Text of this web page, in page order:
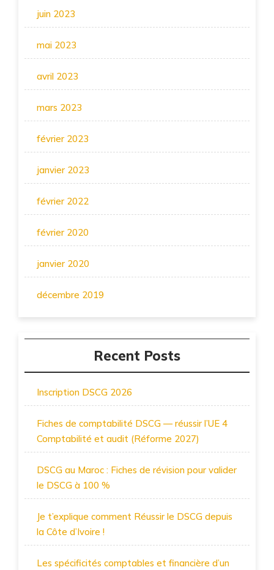
juin 2023
mai 2023
avril 2023
mars 2023
février 2023
janvier 2023
février 2022
février 2020
janvier 2020
décembre 2019
Recent Posts
Inscription DSCG 2026
Fiches de comptabilité DSCG — réussir l’UE 4
Comptabilité et audit (Réforme 2027)
DSCG au Maroc : Fiches de révision pour valider
le DSCG à 100 %
Je t’explique comment Réussir le DSCG depuis
la Côte d’Ivoire !
Les spécificités comptables et financière d’un